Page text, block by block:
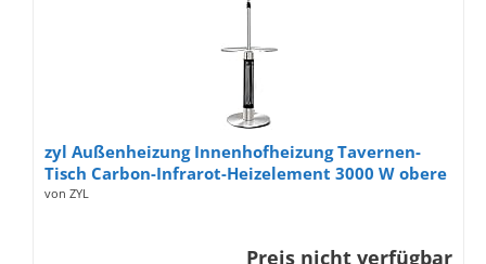
zyl Außenheizung Innenhofheizung Tavernen-
Tisch Carbon-Infrarot-Heizelement 3000 W obere
und untere Heizleiste
von ZYL
Preis nicht verfügbar